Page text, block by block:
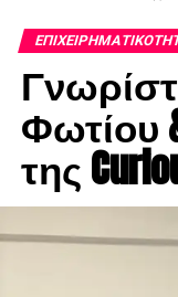
Φωτίου
της